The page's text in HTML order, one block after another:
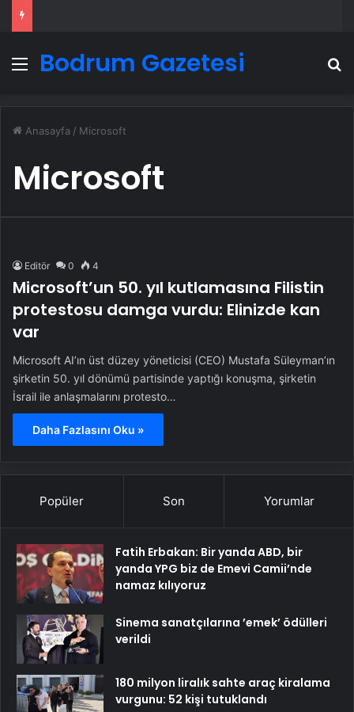
Menü
Bodrum Gazetesi
Anasayfa / Microsoft
Microsoft
Editör 0 4
Microsoft’un 50. yıl kutlamasına Filistin
protestosu damga vurdu: Elinizde kan
var
Microsoft AI’ın üst düzey yöneticisi (CEO) Mustafa Süleyman’ın
şirketin 50. yıl dönümü partisinde yaptığı konuşma, şirketin
İsrail ile anlaşmalarını protesto…
Daha Fazlasını Oku »
Popüler Son Yorumlar
Fatih Erbakan: Bir yanda ABD, bir
yanda YPG biz de Emevi Camii’nde
namaz kılıyoruz
Sinema sanatçılarına ’emek’ ödülleri
verildi
180 milyon liralık sahte araç kiralama
vurgunu: 52 kişi tutuklandı